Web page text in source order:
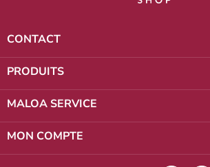
CONTACT
PRODUITS
MALOA SERVICE
MON COMPTE